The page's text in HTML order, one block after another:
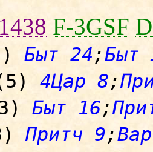
1438 F-3GSF
Быт 24;Быт
4Цар 8;
Быт 16;
Притч 9;